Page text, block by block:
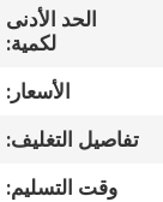
في
المعمل
الحد الأدنى
لكمية:
الأسعار:
تفاصيل التغليف:
وقت التسليم: